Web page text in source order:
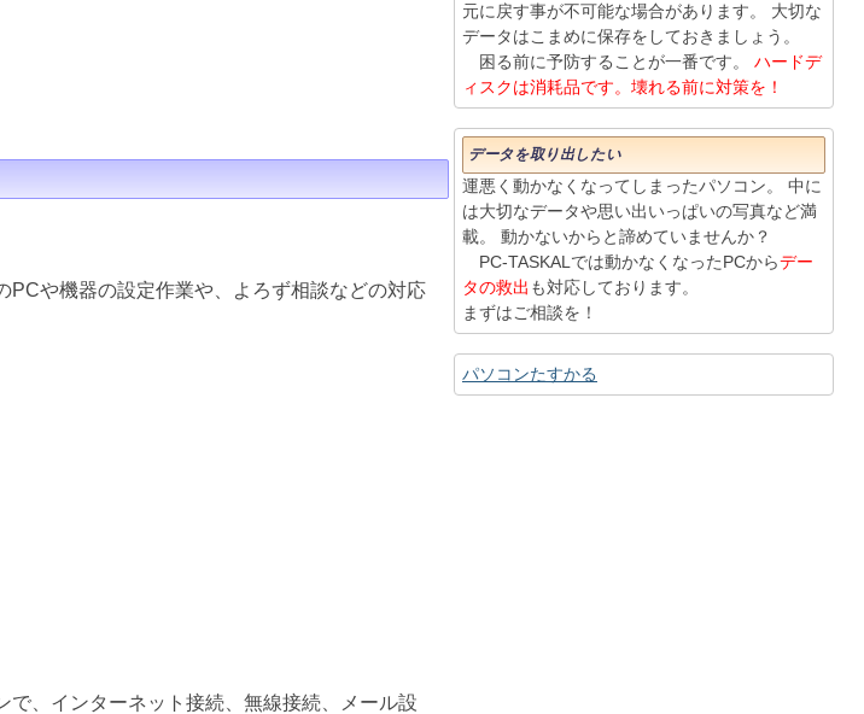
や機器の設定作業や、よろず相談などの対応
、インターネット接続、無線接続、メール設
元に戻す事が不可能な場合があります。 大切な
データはこまめに保存をしておきましょう。
困る前に予防することが一番です。 ハードデ
ィスクは消耗品です。壊れる前に対策を！
データを取り出したい
運悪く動かなくなってしまったパソコン。 中に
は大切なデータや思い出いっぱいの写真など満
載。 動かないからと諦めていませんか？
PC-TASKALでは動かなくなったPCからデー
タの救出 も対応しております。
まずはご相談を！
パソコンたすかる